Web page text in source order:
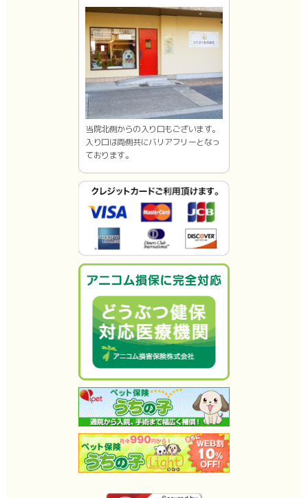
当院北側からの入り口もございます。
入り口は両側共にバリアフリーとなっ
ております。